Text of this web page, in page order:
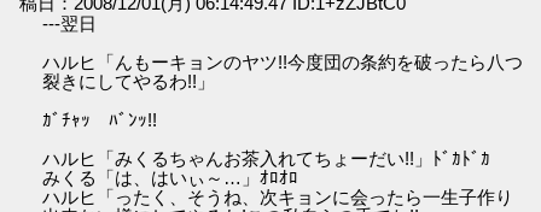
---翌日
ハルヒ「んもーキョンのヤツ!!今度団の条約を破ったら八つ
裂きにしてやるわ!!」
ｶﾞﾁｬｯ ﾊﾞﾝｯ!!
ハルヒ「みくるちゃんお茶入れてちょーだい!!」ﾄﾞｶﾄﾞｶ
みくる「は、はいぃ～…」ｵﾛｵﾛ
ハルヒ「ったく、そうね、次キョンに会ったら一生子作り